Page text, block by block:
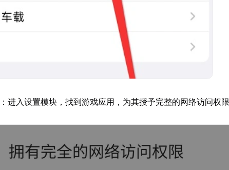
：进入设置模块，找到游戏应用，为其授予完整的网络访问权